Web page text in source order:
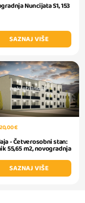
Nuncijata S1, 153
SAZNAJ VIŠE
€
- Četverosobni stan:
55,65 m2, novogradnja
SAZNAJ VIŠE